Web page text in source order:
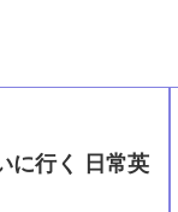
に行く 日常英